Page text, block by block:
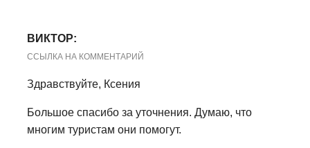
ВИКТОР:
ССЫЛКА НА КОММЕНТАРИЙ
Здравствуйте, Ксения
Большое спасибо за уточнения. Думаю, что
многим туристам они помогут.